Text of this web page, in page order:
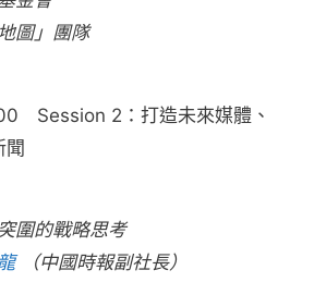
圖」團隊
Session 2：打造未來媒體、
聞
圍的戰略思考
（中國時報副社長）